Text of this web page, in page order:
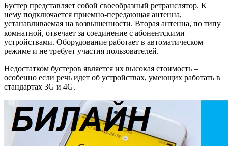
Бустер представляет собой своеобразный ретранслятор. К
нему подключается приемно-передающая антенна,
устанавливаемая на возвышенности. Вторая антенна, по типу
комнатной, отвечает за соединение с абонентскими
устройствами. Оборудование работает в автоматическом
режиме и не требует участия пользователей.
Недостатком бустеров является их высокая стоимость –
особенно если речь идет об устройствах, умеющих работать в
стандартах 3G и 4G.